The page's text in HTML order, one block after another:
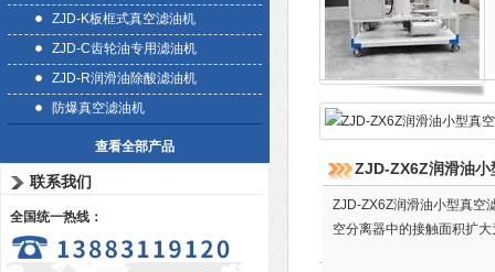
ZJD-K板框式真空滤油机
ZJD-C齿轮油专用滤油机
ZJD-R润滑油除酸滤油机
防爆真空滤油机
查看全部产品
联系我们
全国统一热线：
ZJD-ZX6Z润滑油
ZJD-ZX6Z润滑油小型真空
空分离器中的接触面积扩